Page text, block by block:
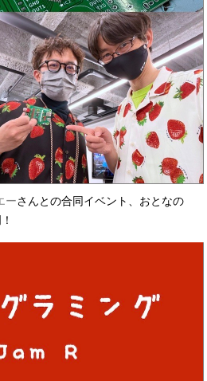
ーさんとの合同イベント、おとなの